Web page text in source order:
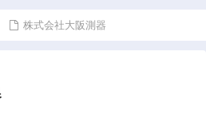
株式会社大阪測器